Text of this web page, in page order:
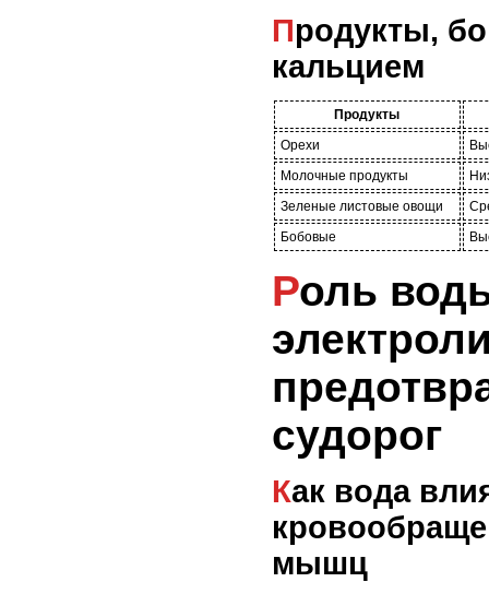
Продукты, богатые магнием и
кальцием
Продукты
Орехи
Молочные продукты
Зеленые листовые овощи
Бобовые
Роль воды и
судорог
Как вода влияет на
мышц